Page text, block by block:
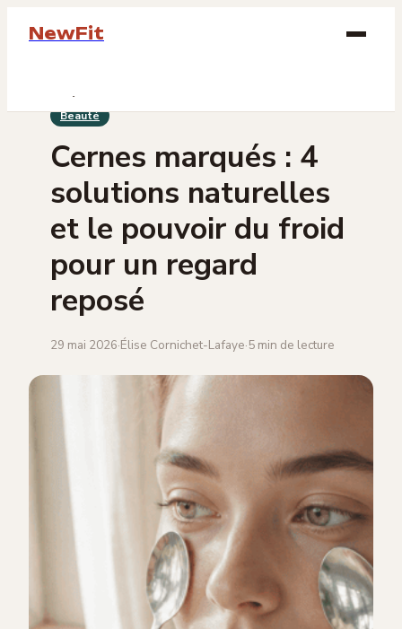
NewFit
Beauté
Lifestyle
Beauté
Cernes marqués : 4
solutions naturelles
et le pouvoir du froid
pour un regard
reposé
29 mai 2026·Élise Cornichet-Lafaye·5 min de lecture